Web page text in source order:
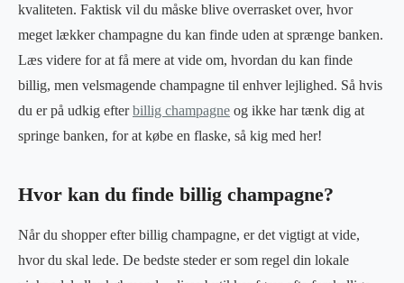
kvaliteten. Faktisk vil du måske blive overrasket over, hvor
meget lækker champagne du kan finde uden at sprænge banken.
Læs videre for at få mere at vide om, hvordan du kan finde
billig, men velsmagende champagne til enhver lejlighed. Så hvis
du er på udkig efterbillig champagne og ikke har tænk dig at
springe banken, for at købe en flaske, så kig med her!
Hvor kan du finde billig champagne?
Når du shopper efter billig champagne, er det vigtigt at vide,
hvor du skal lede. De bedste steder er som regel din lokale